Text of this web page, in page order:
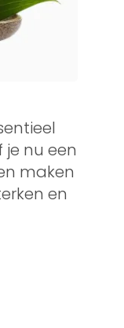
nu een
maken
en